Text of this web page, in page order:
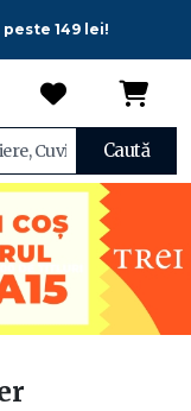
149 lei!
Caută